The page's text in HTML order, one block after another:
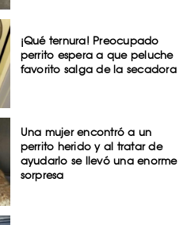
¡Qué ternura! Preocupado
perrito espera a que peluche
favorito salga de la secadora
Una mujer encontró a un
perrito herido y al tratar de
ayudarlo se llevó una enorme
sorpresa